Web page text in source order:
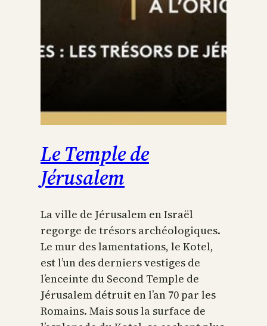
Le Temple de
Jérusalem
La ville de Jérusalem en Israël
regorge de trésors archéologiques.
Le mur des lamentations, le Kotel,
est l’un des derniers vestiges de
l’enceinte du Second Temple de
Jérusalem détruit en l’an 70 par les
Romains. Mais sous la surface de